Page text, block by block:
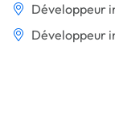
Développeur
Développeur